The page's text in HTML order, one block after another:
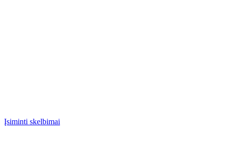
Įsiminti skelbimai